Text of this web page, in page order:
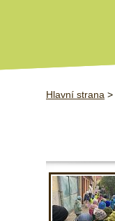
Hlavní strana >